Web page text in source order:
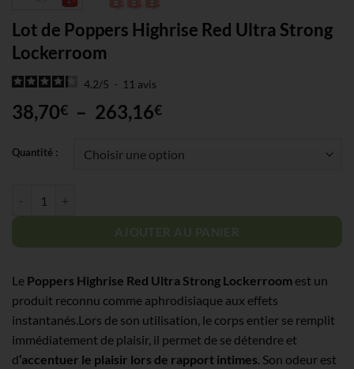
Lot de Poppers Highrise Red Ultra Strong
Lockerroom
4.2/5 - 11 avis
38,70€ – 263,16€Plage
prix :
Quantité :
AJOUTER AU PANIER
Le Poppers Highrise Red Ultra Strong Lockerroom est un
produit reconnu comme aphrodisiaque aux effets
instantanés.Lors de son utilisation, le corps entier se remplit
immédiatement de plaisir, il permet de se détendre et
d‘accentuer le plaisir lors de rapport intimes. Son odeur est